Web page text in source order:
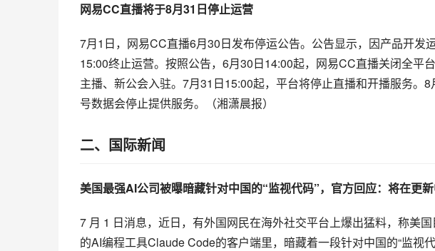
网易CC直播将于8月31日停止运营
7月1日，网易CC直播6月30日发布停运公告。公告显示，因产品开发
15:00终止运营。按照公告，6月30日14:00起，网易CC直播关闭全平
主播、新公会入驻。7月31日15:00起，平台将停止直播和开播服务。
号数据会停止提供服务。（湘潇晨报）
二、国际新闻
美国最强AI公司被曝暗藏针对中国的“监视代码”，官方回应：将在更
7 月 1 日消息，近日，有外国网民在海外社交平台上爆出猛料，称美
的AI编程工具Claude Code的客户端里，暗藏着一段针对中国的“监视